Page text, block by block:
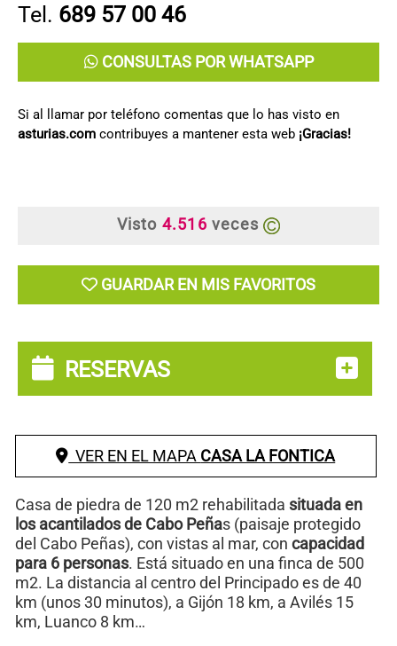
Tel. 689 57 00 46
CONSULTAS POR WHATSAPP
Si al llamar por teléfono comentas que lo has visto en
asturias.com contribuyes a mantener esta web ¡Gracias!
Visto 4.516 veces
GUARDAR EN MIS FAVORITOS
RESERVAS
VER EN EL MAPA CASA LA FONTICA
Casa de piedra de 120 m2 rehabilitada situada en
los acantilados de Cabo Peñas (paisaje protegido
del Cabo Peñas), con vistas al mar, con capacidad
para 6 personas. Está situado en una finca de 500
m2. La distancia al centro del Principado es de 40
km (unos 30 minutos), a Gijón 18 km, a Avilés 15
km, Luanco 8 km…